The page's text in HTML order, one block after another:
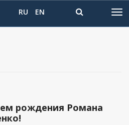
RU EN
рождения Романа